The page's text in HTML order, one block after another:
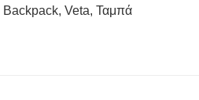
Backpack,Veta,Ταμπά